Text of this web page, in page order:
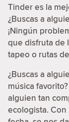
Tinder es la
¿Buscas a
¡Ningún
que disfruta de
tapeo o rutas
¿Buscas a
música
alguien tan
ecologista.